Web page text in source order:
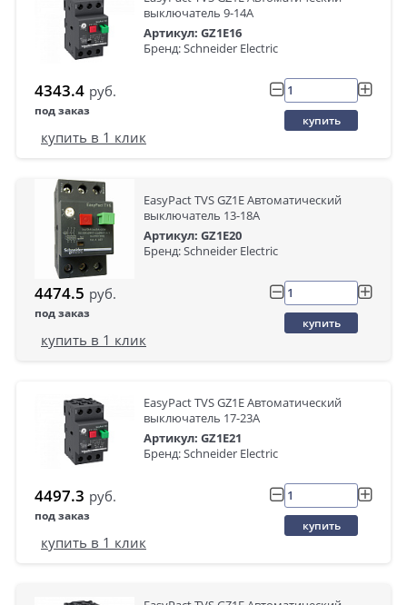
выключатель 9-14A
Артикул: GZ1E16
Бренд: Schneider Electric
4343.4 руб.
под заказ
купить
купить в 1 клик
EasyPact TVS GZ1E Автоматический
выключатель 13-18A
Артикул: GZ1E20
Бренд: Schneider Electric
4474.5 руб.
под заказ
купить
купить в 1 клик
EasyPact TVS GZ1E Автоматический
выключатель 17-23A
Артикул: GZ1E21
Бренд: Schneider Electric
4497.3 руб.
под заказ
купить
купить в 1 клик